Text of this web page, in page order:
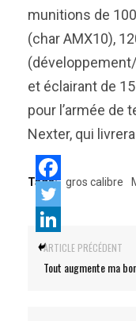
munitions de
(char AMX10),
et éclairant de
pour l’armée de
Nexter, qui
Tags: gros calibre
ARTICLE PRÉCÉDENT
Tout augmente ma